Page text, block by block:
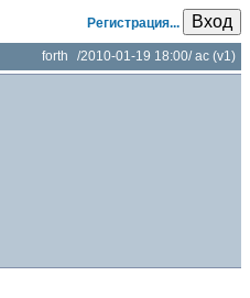
Регистрация... Вход
forth /2010-01-19 18:00/ac (v1)